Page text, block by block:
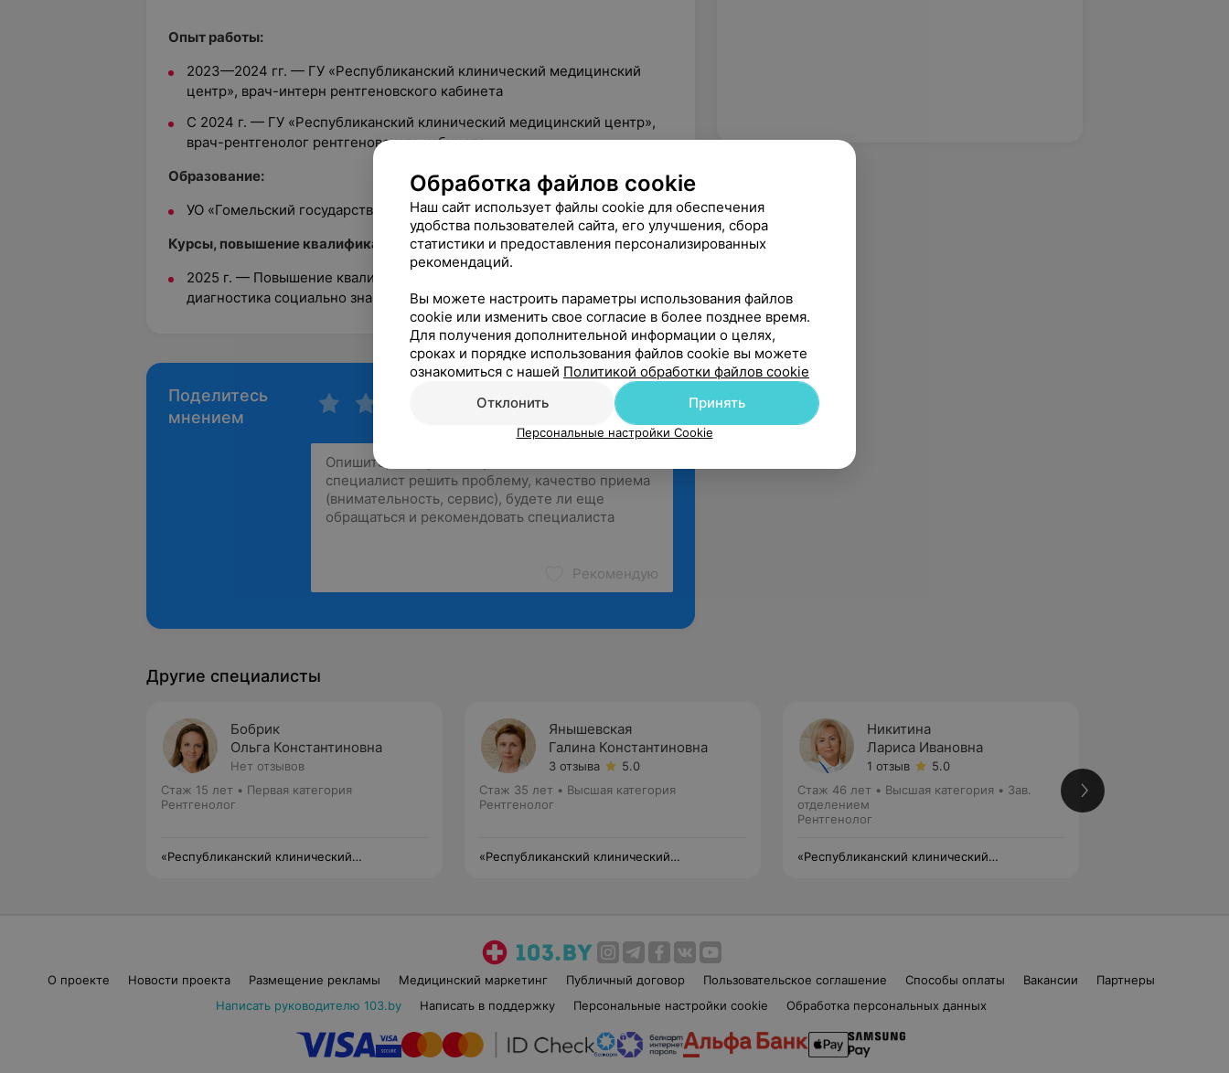
Опыт работы:
2023—2024 гг. — ГУ «Республиканский клинический медицинский
центр», врач-интерн рентгеновского кабинета
С 2024 г. — ГУ «Республиканский клинический медицинский центр»,
врач-рентгенолог рентгеновского кабинета
Образование:
УО «Гомельский государственный медицинский университет»
Курсы, повышение квалификации:
2025 г. — Повышение квалификации по программе «Лучевая
диагностика социально значимых заболеваний», БГМУ
Поделитесь
мнением
Рекомендую
Другие специалисты
Бобрик
Ольга Константиновна
Нет отзывов
Стаж 15 лет • Первая категория
Рентгенолог
«Республиканский клинический
Янышевская
Галина Константиновна
3 отзыва
5.0
Стаж 35 лет • Высшая категория
Рентгенолог
«Республиканский клинический
Никитина
Лариса Ивановна
1 отзыв
5.0
Стаж 46 лет • Высшая категория • Зав.
отделением
Рентгенолог
«Республиканский клинический
О проекте Новости проекта Размещение рекламы Медицинский маркетинг Публичный договор Пользовательское соглашение Способы оплаты Вакансии
Партнеры
Написать руководителю 103.by
Написать в поддержку Персональные настройки cookie Обработка персональных данных
Обработка файлов cookie
Наш сайт использует файлы cookie для обеспечения
удобства пользователей сайта, его улучшения, сбора
статистики и предоставления персонализированных
рекомендаций.
Вы можете настроить параметры использования файлов
cookie или изменить свое согласие в более позднее время.
Для получения дополнительной информации о целях,
сроках и порядке использования файлов cookie вы можете
ознакомиться с нашей Политикой обработки файлов cookie
Отклонить
Принять
Персональные настройки Cookie